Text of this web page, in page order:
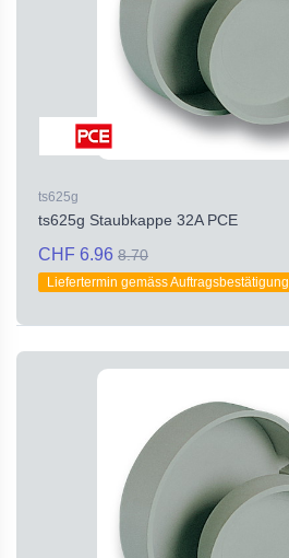
ts625g
ts625g Staubkappe 32A PCE
CHF 6.96 8.70
Liefertermin gemäss Auftragsbestätigung